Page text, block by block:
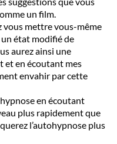
un film.
vous mettre vous-même
un état modifié de
aurez ainsi une
et en écoutant mes
envahir par cette
en écoutant
plus rapidement que
l’autohypnose plus